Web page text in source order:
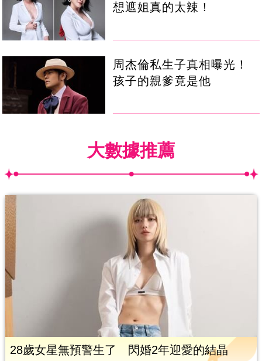
想遮姐真的太辣！
周杰倫私生子真相曝光！
孩子的親爹竟是他
大數據推薦
28歲女星無預警生了 閃婚2年迎愛的結晶